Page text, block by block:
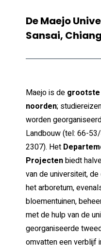
De Maejo
Sansai,
Maejo is de grootste
noorden;
worden
Landbouw (tel: 66-
2307). Het
Projectenbiedt
van de universiteit, de
het arboretum,
bloementuinen,
met de hulp van de
georganiseerde
omvatten een verblijf